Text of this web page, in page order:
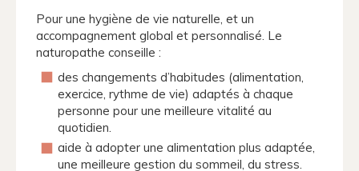
Pour une hygiène de vie naturelle, et un
accompagnement global et personnalisé. Le
naturopathe conseille :
des changements d’habitudes (alimentation,
exercice, rythme de vie) adaptés à chaque
personne pour une meilleure vitalité au
quotidien.
aide à adopter une alimentation plus adaptée,
une meilleure gestion du sommeil, du stress.